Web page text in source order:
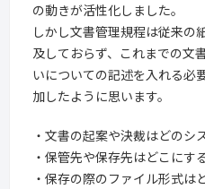
の動きが活性化しました。
しかし文書管理規程は従来の
及しておらず、これまでの文
いについての記述を入れる必
加したように思います。
・文書の起案や決裁はどのシ
・保管先や保存先はどこにす
・保存の際のファイル形式は